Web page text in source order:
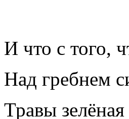
И что с того,
Над гребнем
Травы